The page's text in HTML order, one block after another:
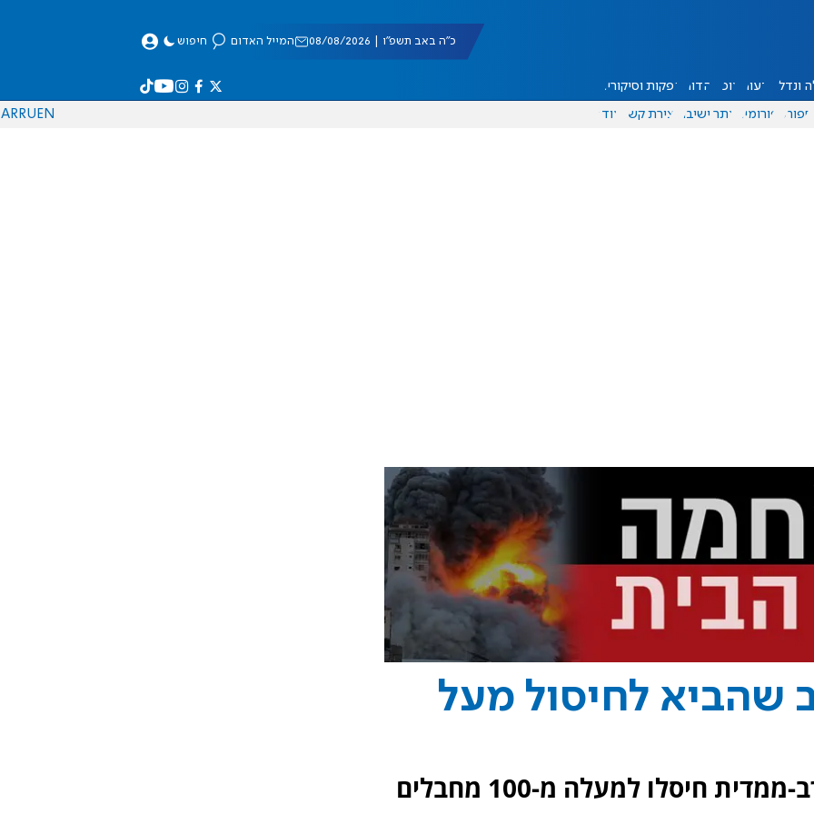
כ"ה באב תשפ"ו | 08/08/2026 המייל האדום חיפוש
ונדל"ן דעות אוכל יהדות הפקות וסיקורים
ספורט פורומים אתר ישיבה יצירת קשר עוד EN
RU
AR
שהביא לחיסול מעל
צה"ל הודיע כי כוחות היחידה הרב-ממדית חיסלו למעלה מ-100 מחבלים